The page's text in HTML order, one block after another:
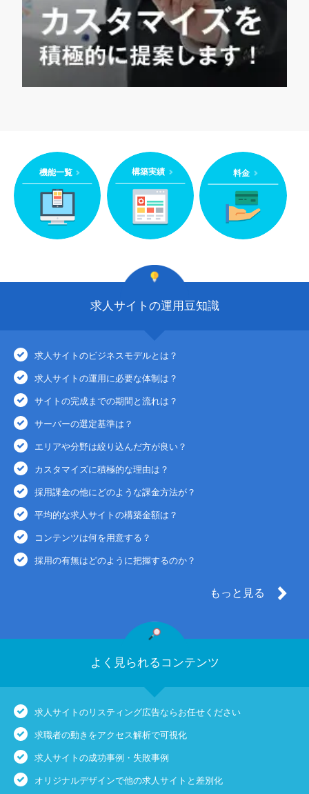
機能一覧 構築実績 料金
求人サイトの運用豆知識
求人サイトのビジネスモデルとは？
求人サイトの運用に必要な体制は？
サイトの完成までの期間と流れは？
サーバーの選定基準は？
エリアや分野は絞り込んだ方が良い？
カスタマイズに積極的な理由は？
採用課金の他にどのような課金方法が？
平均的な求人サイトの構築金額は？
コンテンツは何を用意する？
採用の有無はどのように把握するのか？
もっと見る
よく見られるコンテンツ
求人サイトのリスティング広告ならお任せください
求職者の動きをアクセス解析で可視化
求人サイトの成功事例・失敗事例
オリジナルデザインで他の求人サイトと差別化